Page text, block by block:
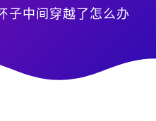
子中间穿越了怎么办